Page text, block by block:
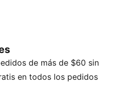
actitud de principios
de una pasarela, es
Esta playera cuenta con
PUMA favoritos y lucir el
de más de $60 sin
en todos los pedidos